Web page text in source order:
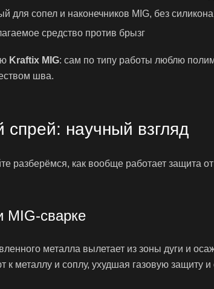
для сопел и наконечников MIG, без силикона
средство против брызг
Kraftix MIG: сам по типу работы люблю
шва.
спрей: научный взгляд
разберёмся, как вообще работает защита
MIG-сварке
металла вылетает из зоны дуги и
металлу и соплу, ухудшая газовую защиту и